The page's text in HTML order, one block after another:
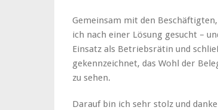
Gemeinsam mit den
ich nach einer Lösung gesucht –
Einsatz als Betriebsrätin und
gekennzeichnet, das Wohl der
zu sehen.
Darauf bin ich sehr stolz und